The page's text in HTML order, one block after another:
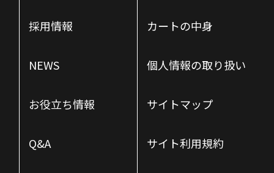
採用情報
NEWS
お役立ち情報
Q&A
カートの中身
個人情報の取り扱い
サイトマップ
サイト利用規約